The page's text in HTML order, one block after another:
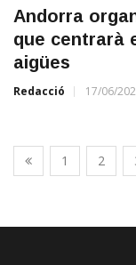
Andorra
que centrarà
aigües
Redacció 17/06/
1 2